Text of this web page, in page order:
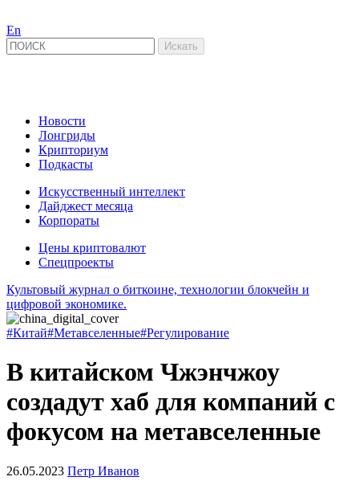
En
Новости
Лонгриды
Крипториум
Подкасты
Искусственный интеллект
Дайджест месяца
Корпораты
Цены криптовалют
Спецпроекты
Культовый журнал о биткоине, технологии блокчейн и
цифровой экономике.
#Китай#Метавселенные#Регулирование
В китайском Чжэнчжоу
создадут хаб для компаний с
фокусом на метавселенные
26.05.2023 Петр Иванов